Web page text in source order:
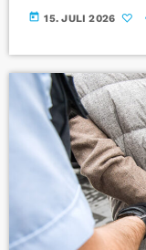
today 15. JULI 2026